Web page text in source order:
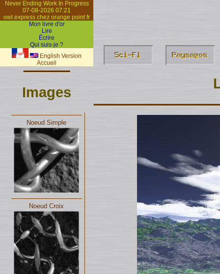
Never Ending Work In Progress
07-08-2026 07:21
owl.express chez orange point fr
Mon livre d'or
Lire
Écrire
Qui suis-je ?
English Version
Accueil
Images
Noeud Simple
Noeud Croix